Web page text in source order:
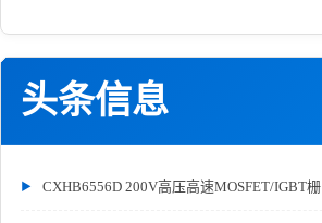
头条信息
CXHB6556D 200V高压高速MOSFET/IGBT栅